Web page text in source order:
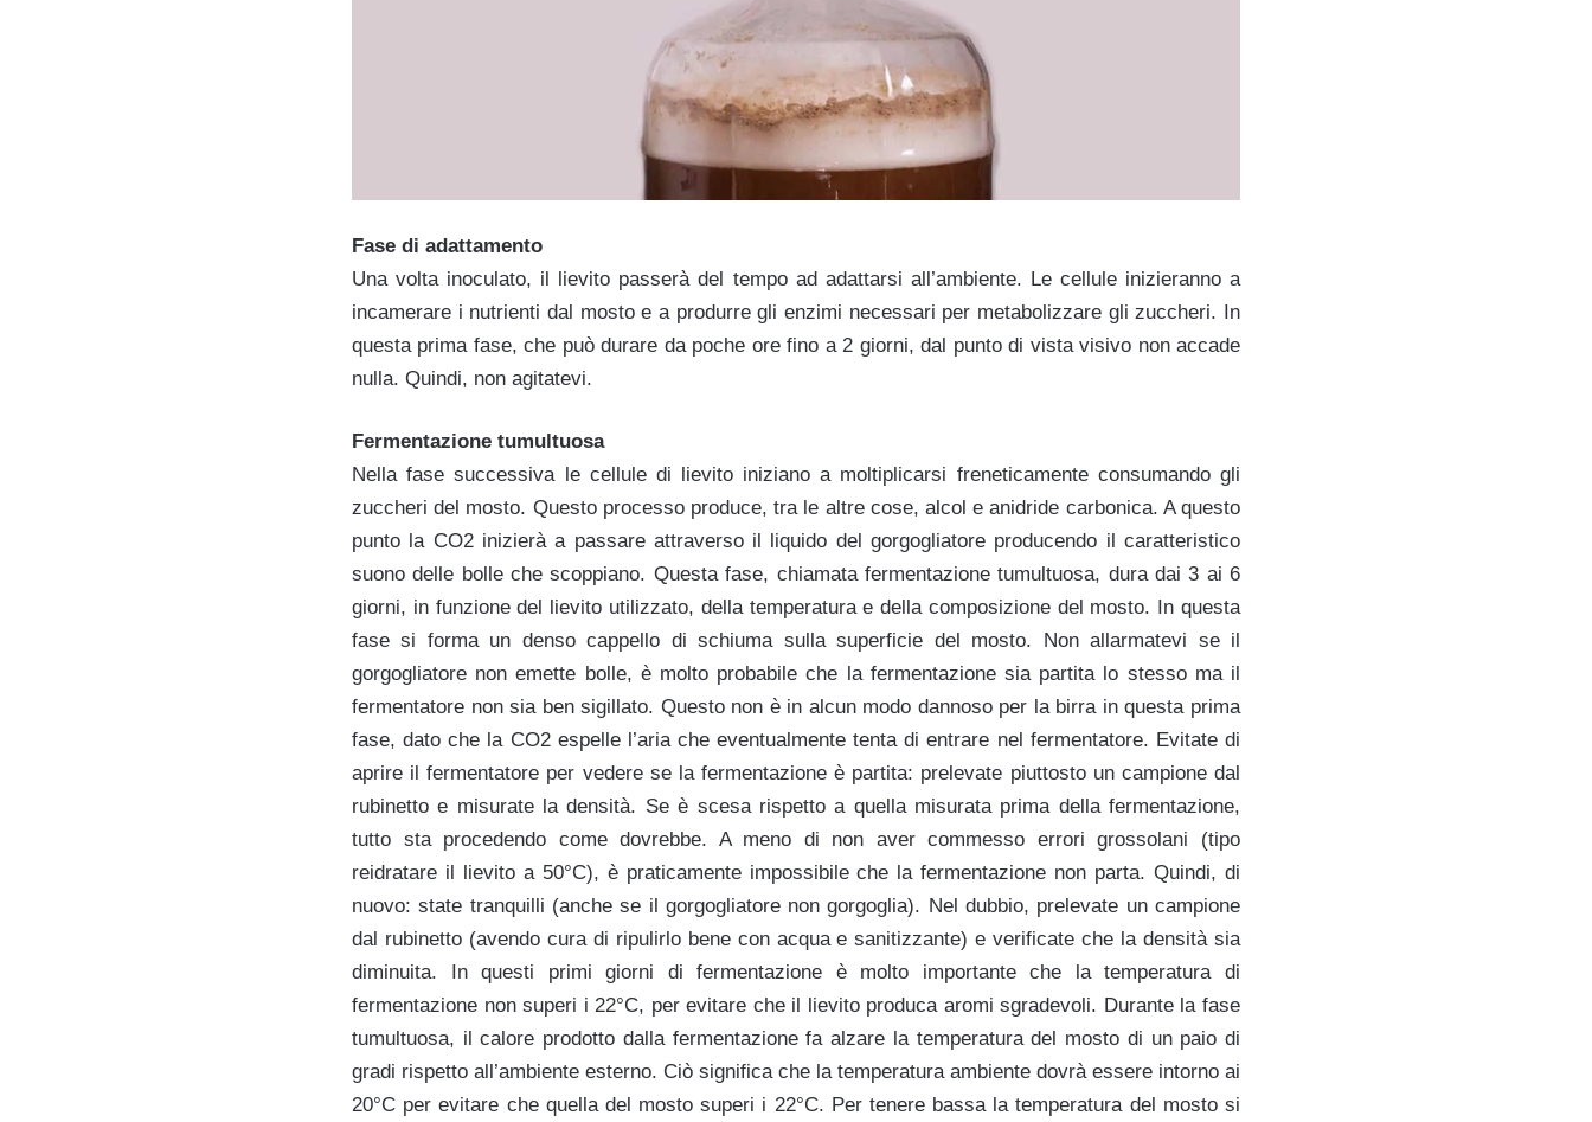
Fase di adattamento
Una volta inoculato, il lievito passerà del tempo ad adattarsi all’ambiente. Le cellule inizieranno a
incamerare i nutrienti dal mosto e a produrre gli enzimi necessari per metabolizzare gli zuccheri. In
questa prima fase, che può durare da poche ore fino a 2 giorni, dal punto di vista visivo non accade
nulla. Quindi, non agitatevi.
Fermentazione tumultuosa
Nella fase successiva le cellule di lievito iniziano a moltiplicarsi freneticamente consumando gli
zuccheri del mosto. Questo processo produce, tra le altre cose, alcol e anidride carbonica. A questo
punto la CO2 inizierà a passare attraverso il liquido del gorgogliatore producendo il caratteristico
suono delle bolle che scoppiano. Questa fase, chiamata fermentazione tumultuosa, dura dai 3 ai 6
giorni, in funzione del lievito utilizzato, della temperatura e della composizione del mosto. In questa
fase si forma un denso cappello di schiuma sulla superficie del mosto. Non allarmatevi se il
gorgogliatore non emette bolle, è molto probabile che la fermentazione sia partita lo stesso ma il
fermentatore non sia ben sigillato. Questo non è in alcun modo dannoso per la birra in questa prima
fase, dato che la CO2 espelle l’aria che eventualmente tenta di entrare nel fermentatore. Evitate di
aprire il fermentatore per vedere se la fermentazione è partita: prelevate piuttosto un campione dal
rubinetto e misurate la densità. Se è scesa rispetto a quella misurata prima della fermentazione,
tutto sta procedendo come dovrebbe. A meno di non aver commesso errori grossolani (tipo
reidratare il lievito a 50°C), è praticamente impossibile che la fermentazione non parta. Quindi, di
nuovo: state tranquilli (anche se il gorgogliatore non gorgoglia). Nel dubbio, prelevate un campione
dal rubinetto (avendo cura di ripulirlo bene con acqua e sanitizzante) e verificate che la densità sia
diminuita. In questi primi giorni di fermentazione è molto importante che la temperatura di
fermentazione non superi i 22°C, per evitare che il lievito produca aromi sgradevoli. Durante la fase
tumultuosa, il calore prodotto dalla fermentazione fa alzare la temperatura del mosto di un paio di
gradi rispetto all’ambiente esterno. Ciò significa che la temperatura ambiente dovrà essere intorno ai
20°C per evitare che quella del mosto superi i 22°C. Per tenere bassa la temperatura del mosto si